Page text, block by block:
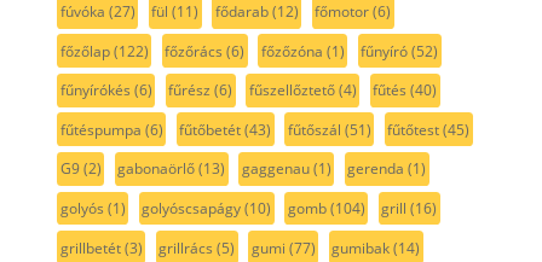
fúvóka (27) fül (11) fődarab(12) főmotor(6)
főzőlap(122) főzőrács (6) főzőzóna (1) fűnyíró(52)
fűnyírókés (6) fűrész (6) fűszellőztető(4) fűtés (40)
fűtéspumpa (6) fűtőbetét(43) fűtőszál (51) fűtőtest(45)
G9(2) gabonaörlő(13) gaggenau(1) gerenda (1)
golyós (1) golyóscsapágy(10) gomb(104) grill (16)
grillbetét(3) grillrács (5) gumi (77) gumibak(14)